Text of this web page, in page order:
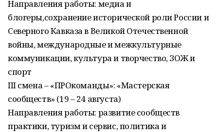
Направления работы: медиа и
блогеры,сохранение исторической роли России и
Северного Кавказа в Великой Отечественной
войны, международные и межкультурные
коммуникации, культура и творчество, ЗОЖ и
спорт
III смена – «ПРОкоманды»: «Мастерская
сообществ» (19 – 24 августа)
Направления работы: развитие сообществ
практики, туризм и сервис, политика и